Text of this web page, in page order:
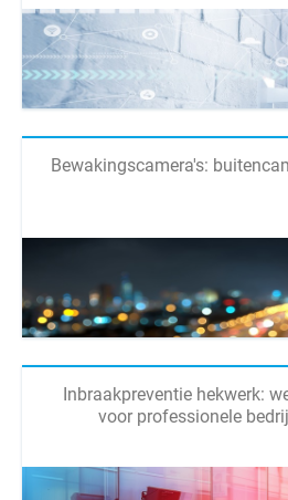
Bewakingscamera's:
Inbraakpreventie hekwerk:
voor professionele